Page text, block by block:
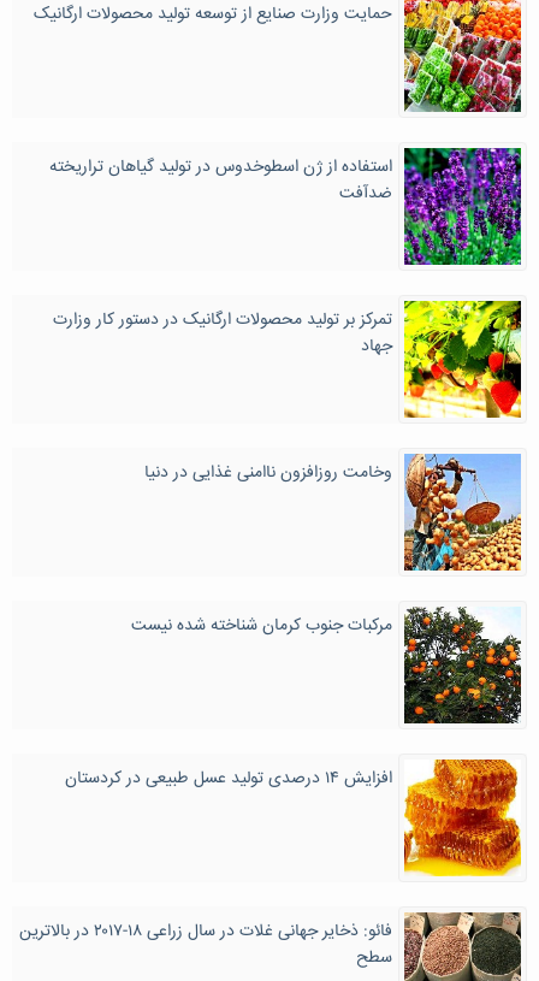
حمایت وزارت صنایع از توسعه تولید محصولات ارگانیک
استفاده از ژن اسطوخدوس در تولید گیاهان تراریخته
ضدآفت
تمرکز بر تولید محصولات ارگانیک در دستور کار وزارت
جهاد
وخامت روزافزون ناامنی غذایی در دنیا
مرکبات جنوب کرمان شناخته شده نیست
افزایش ۱۴ درصدی تولید عسل طبیعی در کردستان
فائو: ذخایر جهانی غلات در سال زراعی ۱۸-۲۰۱۷ در بالاترین
سطح